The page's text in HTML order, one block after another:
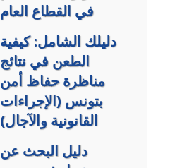
في القطاع العام
دليلك الشامل: كيفية
الطعن في نتائج
مناظرة حفاظ أمن
بتونس (الإجراءات
القانونية والآجال)
دليل البحث عن